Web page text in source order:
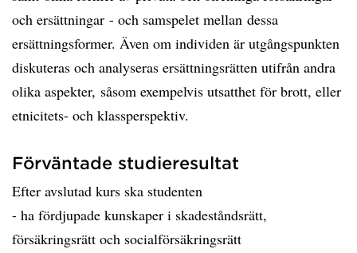
och ersättningar - och samspelet mellan dessa
ersättningsformer. Även om individen är utgångspunkten
diskuteras och analyseras ersättningsrätten utifrån andra
olika aspekter, såsom exempelvis utsatthet för brott, eller
etnicitets- och klassperspektiv.
Förväntade studieresultat
Efter avslutad kurs ska studenten
- ha fördjupade kunskaper i skadeståndsrätt,
försäkringsrätt och socialförsäkringsrätt